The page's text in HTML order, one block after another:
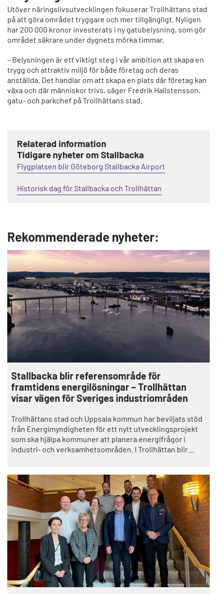
Utöver näringslivsutvecklingen fokuserar Trollhättans stad
på att göra området tryggare och mer tillgängligt. Nyligen
har 200 000 kronor investerats i ny gatubelysning, som gör
området säkrare under dygnets mörka timmar.
– Belysningen är ett viktigt steg i vår ambition att skapa en
trygg och attraktiv miljö för både företag och deras
anställda. Det handlar om att skapa en plats där företag kan
växa och där människor trivs, säger Fredrik Hallstensson,
gatu- och parkchef på Trollhättans stad.
Relaterad information
Tidigare nyheter om Stallbacka
Flygplatsen blir Göteborg Stallbacka Airport
Historisk dag för Stallbacka och Trollhättan
Rekommenderade nyheter:
Stallbacka blir referensområde för
framtidens energilösningar – Trollhättan
visar vägen för Sveriges industriområden
Trollhättans stad och Uppsala kommun har beviljats stöd
från Energimyndigheten för ett nytt utvecklingsprojekt
som ska hjälpa kommuner att planera energifrågor i
industri- och verksamhetsområden. I Trollhättan blir
kartläggas tillsammans med företagen i området.